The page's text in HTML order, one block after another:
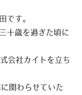
です。
十歳を過ぎた頃に
会社カイトを立ち
関わらせていた